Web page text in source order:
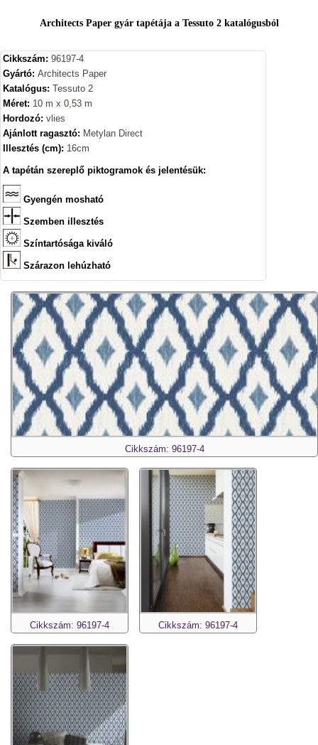
Architects Paper gyár tapétája a Tessuto 2 katalógusból
Cikkszám: 96197-4
Gyártó: Architects Paper
Katalógus: Tessuto 2
Méret: 10 m x 0,53 m
Hordozó: vlies
Ajánlott ragasztó: Metylan Direct
Illesztés (cm): 16cm
A tapétán szereplő piktogramok és jelentésük:
Gyengén mosható
Szemben illesztés
Színtartósága kiváló
Szárazon lehúzható
Cikkszám: 96197-4
Cikkszám: 96197-4 Cikkszám: 96197-4